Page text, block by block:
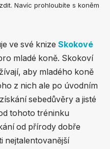
Navíc prohloubíte s koněm
ve své knize Skokové
mladé koně. Skokoví
aby mladého koně
z nich ale po úvodním
sebedůvěry a jisté
tohoto tréninku
od přírody dobře
nejtalentovanější